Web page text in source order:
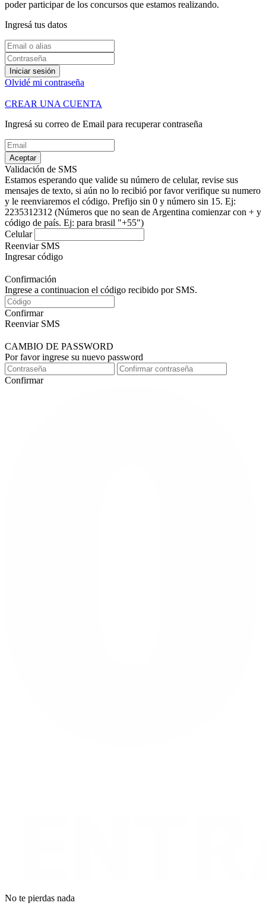
poder participar de los concursos que estamos realizando.
Ingresá tus datos
Iniciar sesión
Olvidé mi contraseña
CREAR UNA CUENTA
Ingresá su correo de Email para recuperar contraseña
Aceptar
Validación de SMS
Estamos esperando que valide su número de celular, revise sus
mensajes de texto, si aún no lo recibió por favor verifique su numero
y le reenviaremos el código. Prefijo sin 0 y número sin 15. Ej:
2235312312 (Números que no sean de Argentina comienzar con + y
código de país. Ej: para brasil "+55")
Celular
Reenviar SMS
Ingresar código
Confirmación
Ingrese a continuacion el código recibido por SMS.
Confirmar
Reenviar SMS
CAMBIO DE PASSWORD
Por favor ingrese su nuevo password
Confirmar
No te pierdas nada